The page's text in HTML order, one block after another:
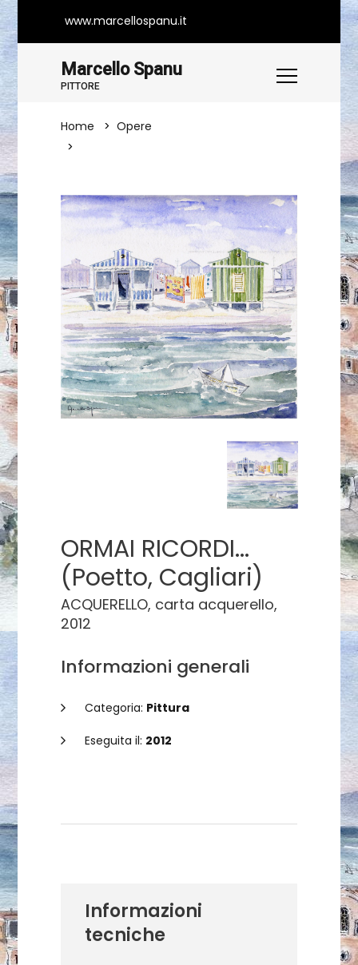
www.marcellospanu.it
Marcello Spanu
PITTORE
Home
Opere
ORMAI RICORDI...
(Poetto, Cagliari)
ACQUERELLO, carta acquerello,
2012
Informazioni generali
Categoria: Pittura
Eseguita il: 2012
Informazioni
tecniche